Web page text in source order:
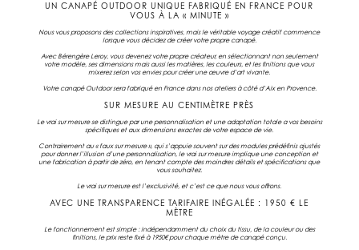
UN CANAPÉ OUTDOOR UNIQUE FABRIQUÉ EN FRANCE POUR
VOUS À LA « MINUTE »
Nous vous proposons des collections inspiratives, mais le véritable voyage créatif commence
lorsque vous décidez de créer votre propre canapé.
Avec Bérengère Leroy, vous devenez votre propre créateur, en sélectionnant non seulement
votre modèle, ses dimensions mais aussi les matières, les couleurs, et les finitions que vous
mixerez selon vos envies pour créer une œuvre d’art vivante.
Votre canapé Outdoorsera fabriqué en France dans nos ateliers à côté d’Aix en Provence.
SUR MESURE AU CENTIMÈTRE PRÈS
Le vraisur mesurese distingue par une personnalisation et une adaptation totale a vos besoins
spécifiques et aux dimensions exactes de votre espace de vie.
Contrairement au « faux sur mesure », qui s’appuie souvent sur des modules prédéfinis ajustés
pour donner l’illusion d’une personnalisation, le vrai sur mesure implique une conception et
une fabrication à partir de zéro, en tenant compte des moindres détails et spécifications que
vous souhaitez.
Le vrai sur mesure est l’exclusivité, et c’est ce que nous vous offrons.
AVEC UNE TRANSPARENCE TARIFAIRE INÉGALÉE : 1950 € LE
MÈTRE
Le fonctionnement est simple : indépendamment du choix du tissu, de la couleur ou des
finitions, le prix reste fixé à 1950€ pour chaque mètre de canapé conçu.